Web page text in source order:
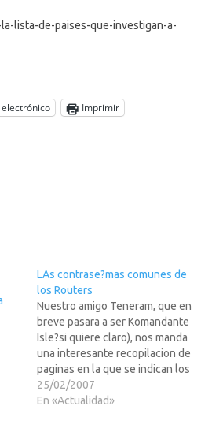
lista-de-paises-que-investigan-a-
Imprimir
LAs contrase?mas comunes de
los Routers
Nuestro amigo Teneram, que en
breve pasara a ser Komandante
Isle?si quiere claro), nos manda
una interesante recopilacion de
paginas en la que se indican los
password por defecto de los
routers mas comunes. Asi pues,
25/02/2007
En «Actualidad»